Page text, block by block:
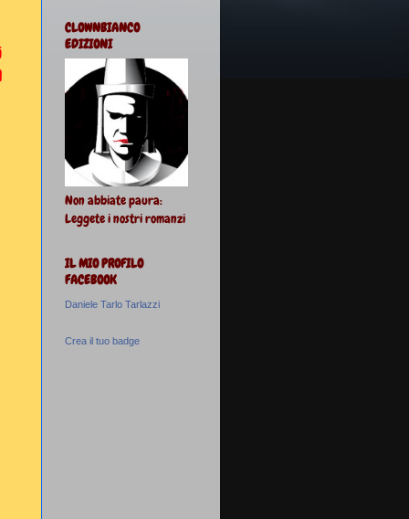
CLOWNBIANCO
EDIZIONI
Non abbiate paura:
Leggete i nostri romanzi
IL MIO PROFILO
FACEBOOK
Daniele Tarlo Tarlazzi
Crea il tuo badge